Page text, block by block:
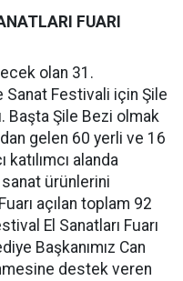
FUARI
olan 31.
Sanat Festivali için Şile
Başta Şile Bezi olmak
gelen 60 yerli ve 16
alanda
ürünlerini
açılan toplam 92
El Sanatları Fuarı
Başkanımız Can
destek veren